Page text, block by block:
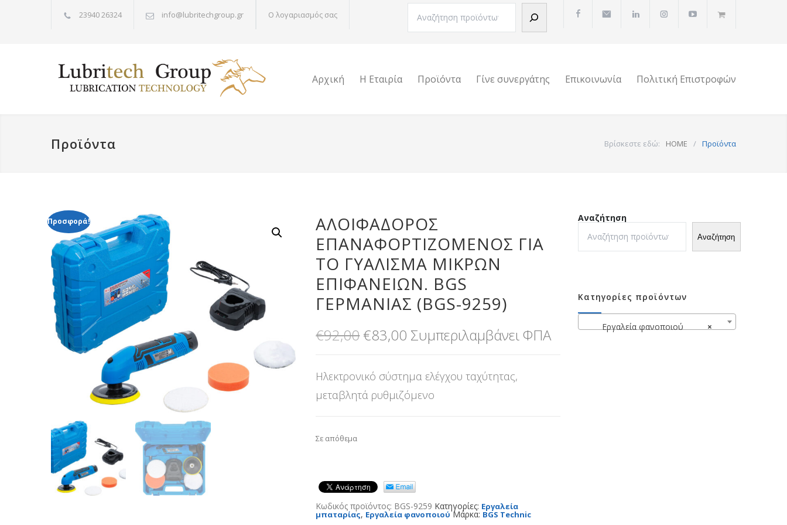
23940 26324 info@lubritechgroup.gr Ο λογαριασμός σας
Αναζήτηση
Αρχική Η Εταιρία Προϊόντα Γίνε συνεργάτης Επικοινωνία Πολιτική Επιστροφών
Προϊόντα Βρίσκεστε εδώ: HOME / Προϊόντα
Προσφορά!
ΑΛΟΙΦΑΔΌΡΟΣ
ΕΠΑΝΑΦΟΡΤΙΖΌΜΕΝΟΣ ΓΙΑ
ΤΟ ΓΥΆΛΙΣΜΑ ΜΙΚΡΏΝ
ΕΠΙΦΑΝΕΙΏΝ. BGS
ΓΕΡΜΑΝΊΑΣ (BGS-9259)
€92,00Original
€92,00.
€83,00 Η
τρέχουσα
είναι:
€83,00.
Συμπεριλαμβάνει ΦΠΑ
Ηλεκτρονικό σύστημα ελέγχου ταχύτητας,
μεταβλητά ρυθμιζόμενο
Σε απόθεμα
Κωδικός προϊόντος: BGS-9259 Κατηγορίες: Εργαλεία
μπαταρίας, Εργαλεία φανοποιού Μάρκα: BGS Technic
Αναζήτηση
Αναζήτηση
Κατηγορίες προϊόντων
×
Εργαλεία φανοποιού